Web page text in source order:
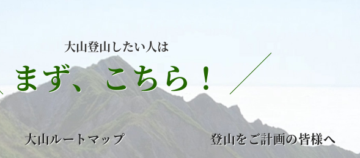
大山登山したい人は
まず、こちら！
大山ルートマップ 登山をご計画の皆様へ